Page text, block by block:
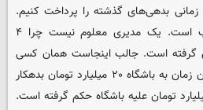
بدهی‌های گذشته را پرداخت کنیم.
الان احکامی گرفتند که عجیب است. یک مدیری معلوم نیست چرا ۴
گرفته است. جالب اینجاست همان کسی
که از او قرض گرفته شده همان زمان به باشگاه ۲۰ میلیارد تومان بدهکار